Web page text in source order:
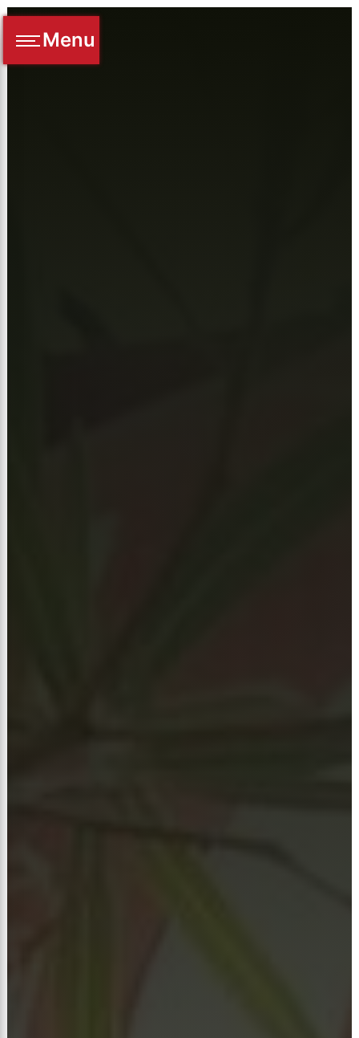
Menu
Panneau de gestion des cookies